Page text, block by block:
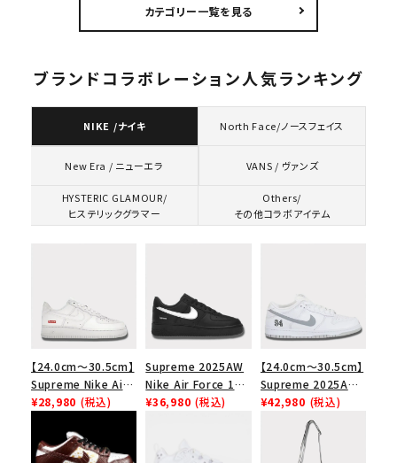
カテゴリー一覧を見る
ブランドコラボレーション人気ランキング
NIKE /ナイキ North Face/ノースフェイス
New Era / ニューエラ VANS / ヴァンズ
HYSTERIC GLAMOUR/
ヒステリックグラマー
Others/
その他コラボアイテム
【24.0cm～30.5cm】
Supreme Nike Air
Force 1 Low シュプ
ース１スニーカー シ
ューズ ホワイト
¥28,980 (税込)
Supreme 2025AW
Nike Air Force 1
Low シュプリーム ナ
ラック
¥36,980 (税込)
【24.0cm～30.5cm】
Supreme 2025AW
Nike SB Dunk Low
ナイキ SB ダンク ロ
ー スニーカー ホワイ
¥42,980 (税込)